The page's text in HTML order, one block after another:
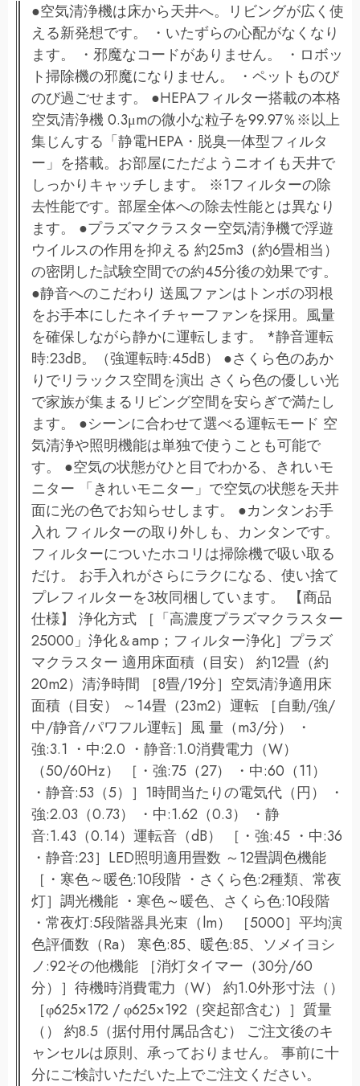
●空気清浄機は床から天井へ。リビングが広く使
える新発想です。 ・いたずらの心配がなくなり
ます。 ・邪魔なコードがありません。 ・ロボッ
ト掃除機の邪魔になりません。 ・ペットものび
のび過ごせます。 ●HEPAフィルター搭載の本格
空気清浄機 0.3μmの微小な粒子を99.97％※以上
集じんする「静電HEPA・脱臭一体型フィルタ
ー」を搭載。お部屋にただようニオイも天井で
しっかりキャッチします。 ※1フィルターの除
去性能です。部屋全体への除去性能とは異なり
ます。 ●プラズマクラスター空気清浄機で浮遊
ウイルスの作用を抑える 約25m3（約6畳相当）
の密閉した試験空間での約45分後の効果です。
●静音へのこだわり 送風ファンはトンボの羽根
をお手本にしたネイチャーファンを採用。風量
を確保しながら静かに運転します。 *静音運転
時:23dB。（強運転時:45dB） ●さくら色のあか
りでリラックス空間を演出 さくら色の優しい光
で家族が集まるリビング空間を安らぎで満たし
ます。 ●シーンに合わせて選べる運転モード 空
気清浄や照明機能は単独で使うことも可能で
す。 ●空気の状態がひと目でわかる、きれいモ
ニター 「きれいモニター」で空気の状態を天井
面に光の色でお知らせします。 ●カンタンお手
入れ フィルターの取り外しも、カンタンです。
フィルターについたホコリは掃除機で吸い取る
だけ。 お手入れがさらにラクになる、使い捨て
プレフィルターを3枚同梱しています。 【商品
仕様】 浄化方式 ［「高濃度プラズマクラスター
25000」浄化＆amp；フィルター浄化］プラズ
マクラスター 適用床面積（目安） 約12畳（約
20m2）清浄時間 ［8畳/19分］空気清浄適用床
面積（目安） ～14畳（23m2）運転 ［自動/強/
中/静音/パワフル運転］風 量（m3/分） ・
強:3.1 ・中:2.0 ・静音:1.0消費電力（W）
（50/60Hz） ［・強:75（27） ・中:60（11）
・静音:53（5）］1時間当たりの電気代（円） ・
強:2.03（0.73） ・中:1.62（0.3） ・静
音:1.43（0.14）運転音（dB） ［・強:45 ・中:36
・静音:23］LED照明適用畳数 ～12畳調色機能
［・寒色～暖色:10段階 ・さくら色:2種類、常夜
灯］調光機能 ・寒色～暖色、さくら色:10段階
・常夜灯:5段階器具光束（lm） ［5000］平均演
色評価数（Ra） 寒色:85、暖色:85、ソメイヨシ
ノ:92その他機能 ［消灯タイマー（30分/60
分）］待機時消費電力（W） 約1.0外形寸法（）
［φ625×172 / φ625×192（突起部含む）］質量
（） 約8.5（据付用付属品含む） ご注文後のキ
ャンセルは原則、承っておりません。 事前に十
分にご検討いただいた上でご注文ください。